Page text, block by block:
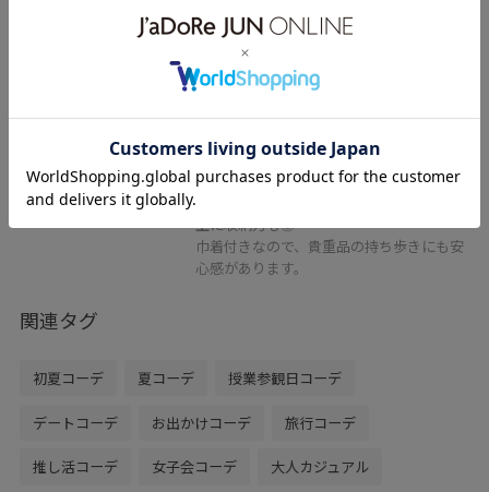
50%OFF
ペーパーライクバケットバッ
グ/2WAY
ブラック / F
¥3,245
季節感の出るペーパー素材の2wayバッ
グ。
上に収納力も◎
巾着付きなので、貴重品の持ち歩きにも安
心感があります。
関連タグ
初夏コーデ 夏コーデ 授業参観日コーデ
デートコーデ お出かけコーデ 旅行コーデ
推し活コーデ 女子会コーデ 大人カジュアル